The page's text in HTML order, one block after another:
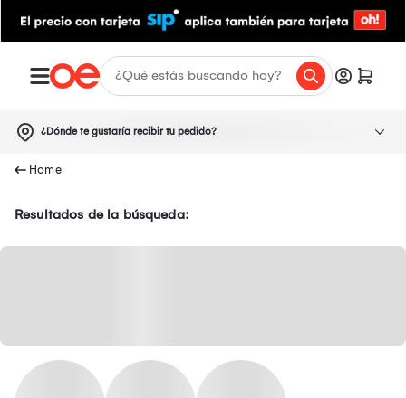
¿Dónde te gustaría recibir tu pedido?
Resultados de la búsqueda: